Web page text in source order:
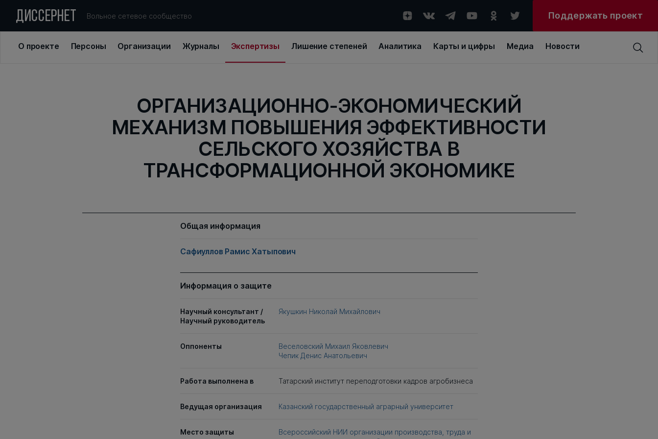
ДИССЕРНЕТ Вольное сетевое сообщество Поддержать проект
О проекте Персоны Организации Журналы Экспертизы Лишение степеней Аналитика Карты и цифры Медиа Новости
ОРГАНИЗАЦИОННО-ЭКОНОМИЧЕСКИЙ
МЕХАНИЗМ ПОВЫШЕНИЯ ЭФФЕКТИВНОСТИ
СЕЛЬСКОГО ХОЗЯЙСТВА В
ТРАНСФОРМАЦИОННОЙ ЭКОНОМИКЕ
Общая информация
Сафиуллов Рамис Хатыпович
Информация о защите
Научный консультант /
Научный руководитель
Якушкин Николай Михайлович
Оппоненты
Веселовский Михаил Яковлевич
Чепик Денис Анатольевич
Работа выполнена в Татарский институт переподготовки кадров агробизнеса
Ведущая организация Казанский государственный аграрный университет
Место защиты
Всероссийский НИИ организации производства, труда и